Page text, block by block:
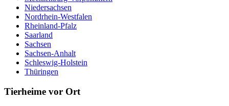
Niedersachsen
Nordrhein-Westfalen
Rheinland-Pfalz
Saarland
Sachsen
Sachsen-Anhalt
Schleswig-Holstein
Thüringen
Tierheime vor Ort